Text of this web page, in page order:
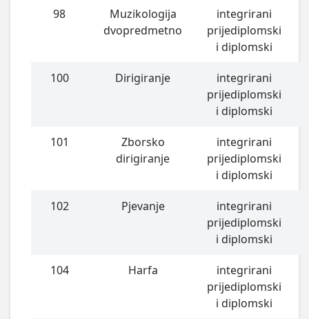
98
Muzikologija
dvopredmetno
integrirani
prijediplomski
i diplomski
100 Dirigiranje
integrirani
prijediplomski
i diplomski
101
Zborsko
dirigiranje
integrirani
prijediplomski
i diplomski
102 Pjevanje
integrirani
prijediplomski
i diplomski
104 Harfa
integrirani
prijediplomski
i diplomski